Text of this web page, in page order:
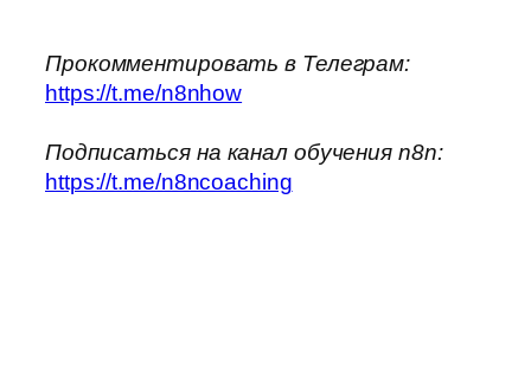
Прокомментировать в Телеграм:
https://t.me/n8nhow
Подписаться на канал обучения n8n:
https://t.me/n8ncoaching